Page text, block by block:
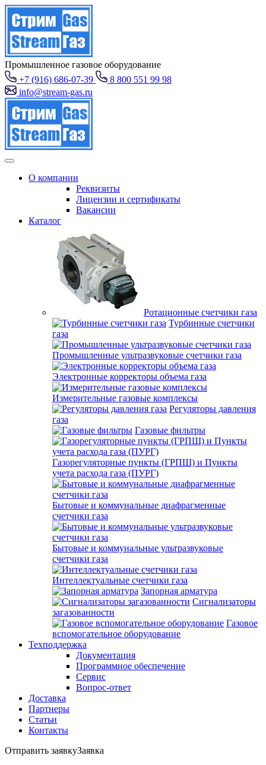
Промышленное газовое оборудование
+7 (916) 686-07-39
8 800 551 99 98
info@stream-gas.ru
О компании
Реквизиты
Лицензии и сертификаты
Вакансии
Каталог
Ротационные счетчики газа
Турбинные счетчики
газа
Промышленные ультразвуковые счетчики газа
Электронные корректоры объема газа
Измерительные газовые комплексы
Регуляторы давления
газа
Газовые фильтры
Газорегуляторные пункты (ГРПШ) и Пункты
учета расхода газа (ПУРГ)
Бытовые и коммунальные диафрагменные
счетчики газа
Бытовые и коммунальные ультразвуковые
счетчики газа
Интеллектуальные счетчики газа
Запорная арматура
Сигнализаторы
загазованности
Газовое
вспомогательное оборудование
Техподдержка
Документация
Программное обеспечение
Сервис
Вопрос-ответ
Доставка
Партнеры
Статьи
Контакты
Отправить заявкуЗаявка